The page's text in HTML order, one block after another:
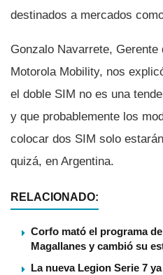
destinados a mercados
Gonzalo Navarrete,
Motorola Mobility, nos
el doble SIM no es una
y que probablemente los
colocar dos SIM solo
quizá, en Argentina.
RELACIONADO:
Corfo mató el programa
Magallanes y cambió su
La nueva Legion Serie 7